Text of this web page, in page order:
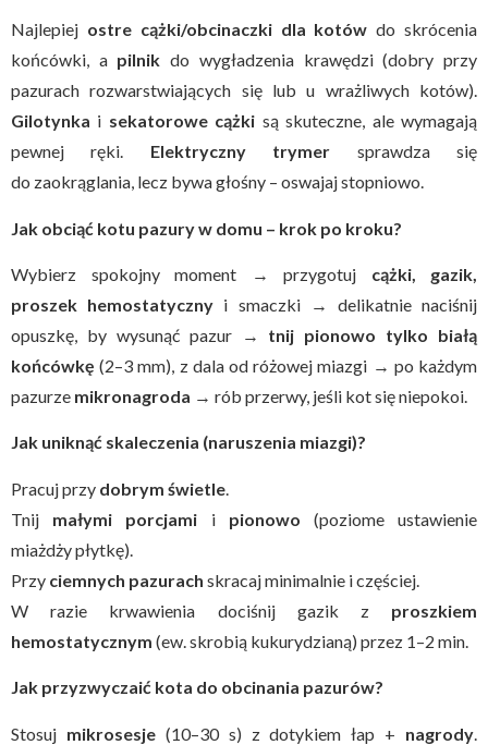
Najlepiej ostre cążki/obcinaczki dla kotów do skrócenia
końcówki, a pilnik do wygładzenia krawędzi (dobry przy
pazurach rozwarstwiających się lub u wrażliwych kotów).
Gilotynka i sekatorowe cążki są skuteczne, ale wymagają
pewnej ręki. Elektryczny trymer sprawdza się
do zaokrąglania, lecz bywa głośny – oswajaj stopniowo.
Jak obciąć kotu pazury w domu – krok po kroku?
Wybierz spokojny moment → przygotuj cążki, gazik,
proszek hemostatyczny i smaczki → delikatnie naciśnij
opuszkę, by wysunąć pazur → tnij pionowo tylko białą
końcówkę (2–3 mm), z dala od różowej miazgi → po każdym
pazurze mikronagroda → rób przerwy, jeśli kot się niepokoi.
Jak uniknąć skaleczenia (naruszenia miazgi)?
Pracuj przy dobrym świetle
Tnij małymi porcjami i pionowo (poziome ustawienie
miażdży płytkę).
Przy ciemnych pazurach skracaj minimalnie i częściej.
W razie krwawienia dociśnij gazik z proszkiem
hemostatycznym (ew. skrobią kukurydzianą) przez 1–2 min.
Jak przyzwyczaić kota do obcinania pazurów?
Stosuj mikrosesje(10–30 s) z dotykiem łap + nagrody